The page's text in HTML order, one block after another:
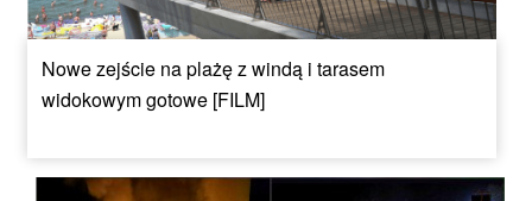
Nowe zejście na plażę z windą i tarasem
widokowym gotowe [FILM]